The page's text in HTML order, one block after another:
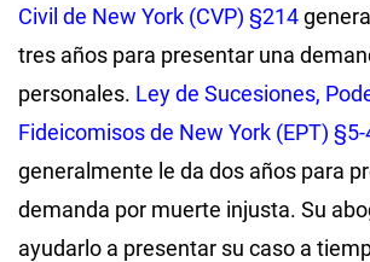
Civil de New York (CVP) §214
tres años para presentar una
personales. Ley de Sucesiones,
Fideicomisos de New York (EPT) §5-
generalmente le da dos años para
demanda por muerte injusta. Su
ayudarlo a presentar su caso a